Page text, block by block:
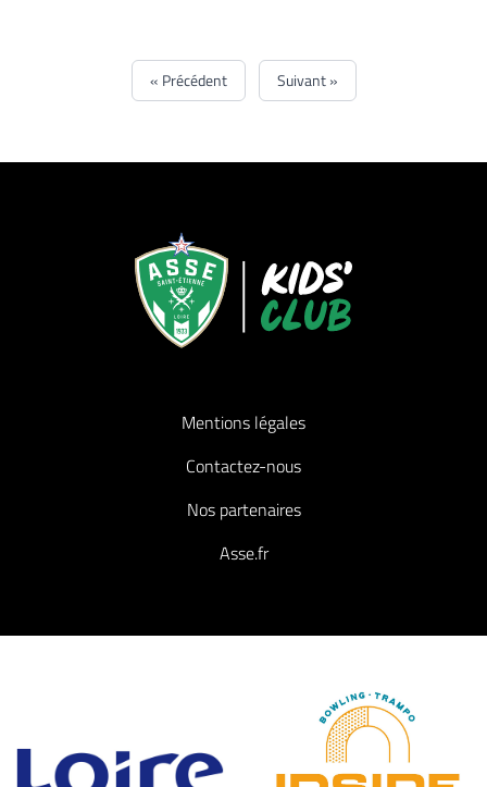
« Précédent Suivant »
Mentions légales
Contactez-nous
Nos partenaires
Asse.fr